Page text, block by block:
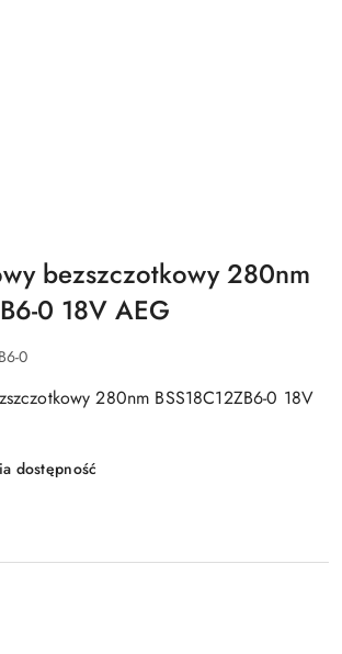
bezszczotkowy 280nm
0 18V AEG
0
280nm BSS18C12ZB6-0 18V
dostępność